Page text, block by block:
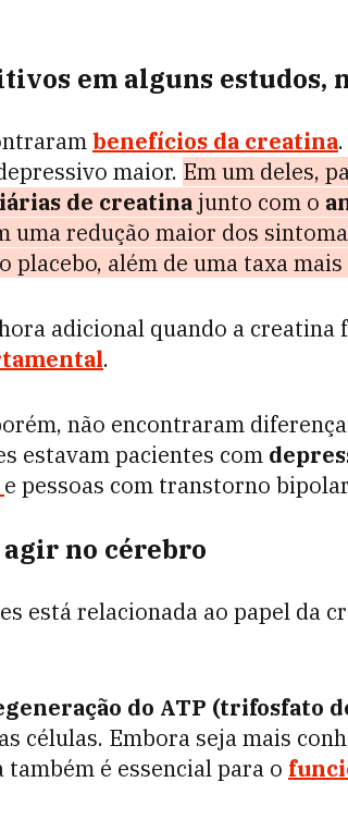
em alguns estudos,
benefícios da creatina
maior. Em um deles,
de creatinajunto com o
uma redução maior dos
placebo, além de uma taxa
adicional quando a creatina
.
não encontraram
estavam pacientes com
e pessoas com transtorno
no cérebro
está relacionada ao papel da
do ATP (trifosfato
células. Embora seja mais
também é essencial para o